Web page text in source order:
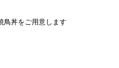
鳥丼をご用意します